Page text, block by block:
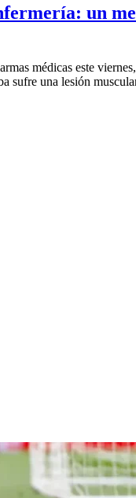
un
médicas este viernes,
sufre una lesión